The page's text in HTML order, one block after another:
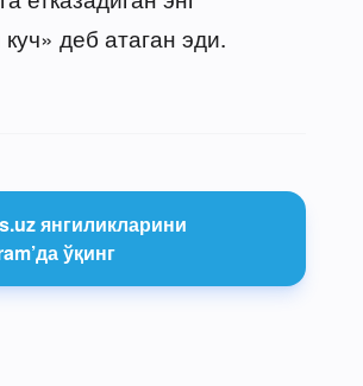
деб атаган эди.
янгиликларини
ўқинг